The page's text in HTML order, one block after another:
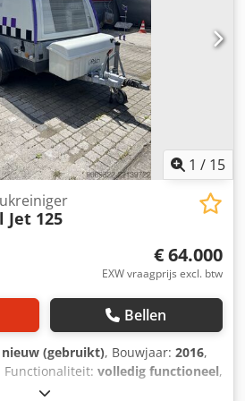
1 / 15
Jet 125
€ 64.000
EXW vraagprijs excl. btw
Bellen
nieuw (gebruikt), Bouwjaar: 2016,
Functionaliteit: volledig functioneel,
W09FAL226GMF14035